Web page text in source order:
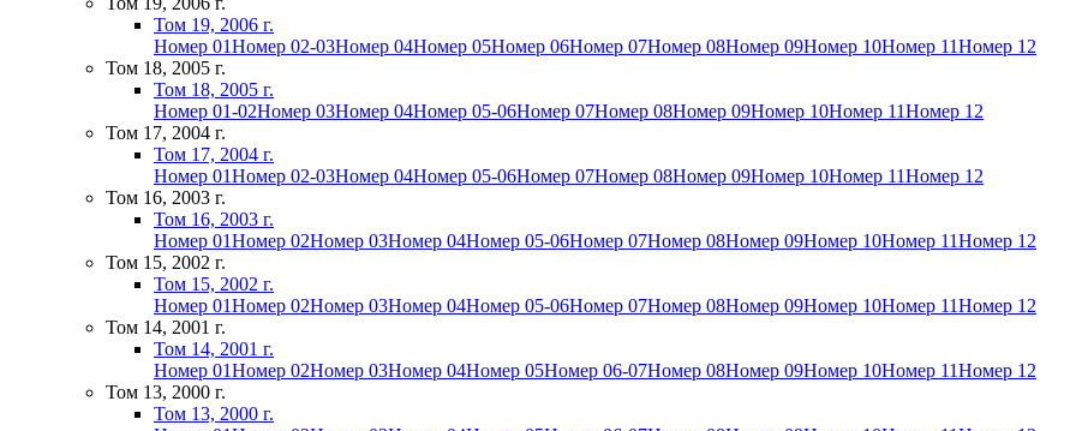
Том 19, 2006 г.
Номер 01Номер 02-03Номер 04Номер 05Номер 06Номер 07Номер 08Номер 09Номер 10Номер 11Номер 12
Том 18, 2005 г.
Том 18, 2005 г.
Номер 01-02Номер 03Номер 04Номер 05-06Номер 07Номер 08Номер 09Номер 10Номер 11Номер 12
Том 17, 2004 г.
Том 17, 2004 г.
Номер 01Номер 02-03Номер 04Номер 05-06Номер 07Номер 08Номер 09Номер 10Номер 11Номер 12
Том 16, 2003 г.
Том 16, 2003 г.
Номер 01Номер 02Номер 03Номер 04Номер 05-06Номер 07Номер 08Номер 09Номер 10Номер 11Номер 12
Том 15, 2002 г.
Том 15, 2002 г.
Номер 01Номер 02Номер 03Номер 04Номер 05-06Номер 07Номер 08Номер 09Номер 10Номер 11Номер 12
Том 14, 2001 г.
Том 14, 2001 г.
Номер 01Номер 02Номер 03Номер 04Номер 05Номер 06-07Номер 08Номер 09Номер 10Номер 11Номер 12
Том 13, 2000 г.
Том 13, 2000 г.